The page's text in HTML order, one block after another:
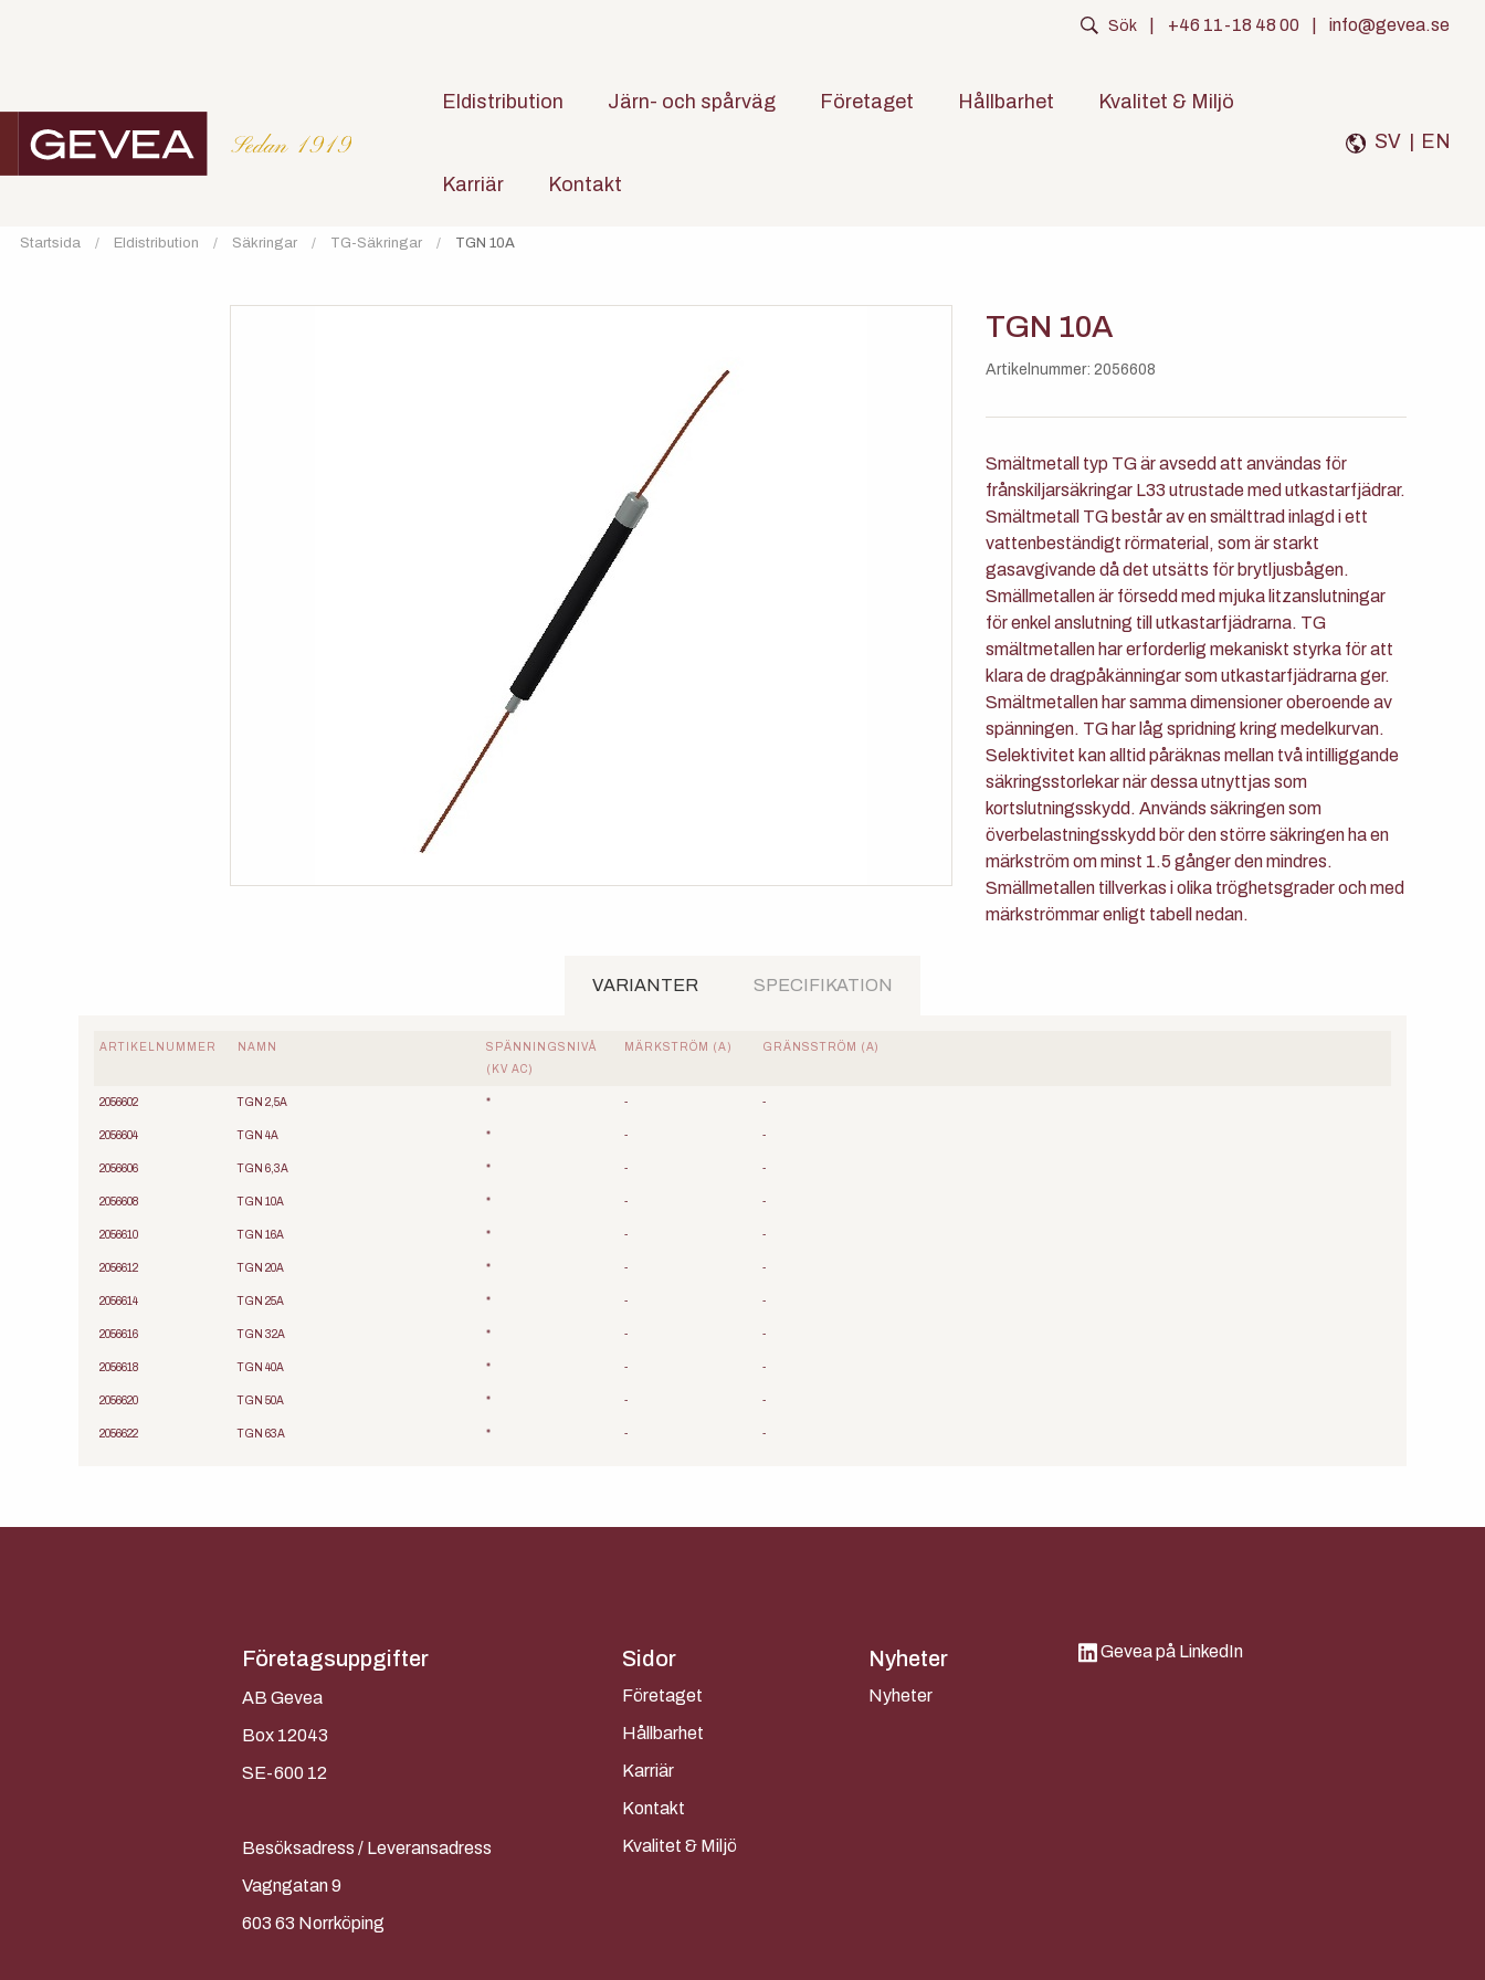
Sök +46 11-18 48 00 info@gevea.se
SV EN
Eldistribution Järn- och spårväg Företaget Hållbarhet Kvalitet & Miljö
Karriär Kontakt
Startsida Eldistribution Säkringar TG-Säkringar TGN 10A
TGN 10A
Artikelnummer: 2056608
Smältmetall typ TG är avsedd att användas för
frånskiljarsäkringar L33 utrustade med utkastarfjädrar.
Smältmetall TG består av en smälttrad inlagd i ett
vattenbeständigt rörmaterial, som är starkt
gasavgivande då det utsätts för brytljusbågen.
Smällmetallen är försedd med mjuka litzanslutningar
för enkel anslutning till utkastarfjädrarna. TG
smältmetallen har erforderlig mekaniskt styrka för att
klara de dragpåkänningar som utkastarfjädrarna ger.
Smältmetallen har samma dimensioner oberoende av
spänningen. TG har låg spridning kring medelkurvan.
Selektivitet kan alltid påräknas mellan två intilliggande
säkringsstorlekar när dessa utnyttjas som
kortslutningsskydd. Används säkringen som
överbelastningsskydd bör den större säkringen ha en
märkström om minst 1.5 gånger den mindres.
Smällmetallen tillverkas i olika tröghetsgrader och med
märkströmmar enligt tabell nedan.
VARIANTER SPECIFIKATION
ARTIKELNUMMER NAMN
SPÄNNINGSNIVÅ
(KV AC)
MÄRKSTRÖM (A) GRÄNSSTRÖM (A)
2056602 TGN 2,5A * - -
2056604 TGN 4A * - -
2056606 TGN 6,3A * - -
2056608 TGN 10A * - -
2056610 TGN 16A * - -
2056612 TGN 20A * - -
2056614 TGN 25A * - -
2056616 TGN 32A * - -
2056618 TGN 40A * - -
2056620 TGN 50A * - -
2056622 TGN 63A * - -
Företagsuppgifter
AB Gevea
Box 12043
SE-600 12
Besöksadress / Leveransadress
Vagngatan 9
603 63 Norrköping
Sidor
Företaget
Hållbarhet
Karriär
Kontakt
Kvalitet & Miljö
Nyheter
Nyheter
Gevea på LinkedIn